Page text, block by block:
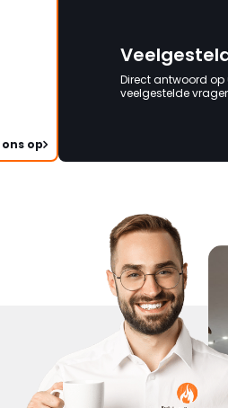
op
Direct antwoord op
veelgestelde